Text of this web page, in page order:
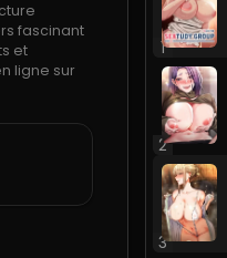
fascinant
et
ligne sur
1
2
3